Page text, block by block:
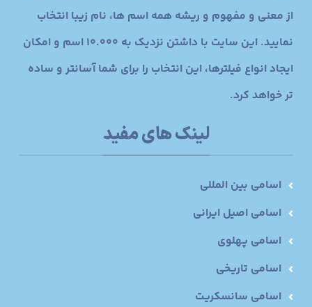
از معنی و مفهوم و ریشه همه اسم ها، نام زیبا انتخاب
نمایید. این سایت با داشتن نزدیک به 10.000 اسم و امکان
ایجاد انواع فیلترها، این انتخاب را برای شما آسانتر و ساده
تر خواهد کرد.
لینک های مفید
اسامی بین المللی
اسامی اصیل ایرانی
اسامی پهلوی
اسامی تاریخی
اسامی سانسکریت